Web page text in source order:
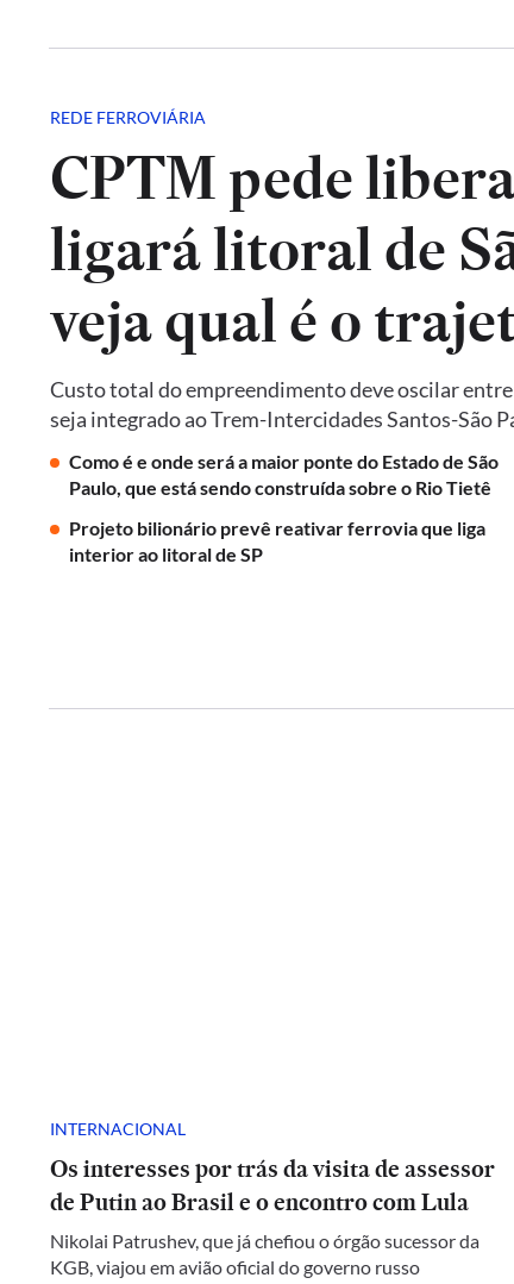
REDE FERROVIÁRIA
CPTM pede
ligará litoral de
veja qual é o
Custo total do empreendimento deve oscilar
seja integrado ao Trem-Intercidades Santos-São
Como é e onde será a maior ponte do Estado de São
Paulo, que está sendo construída sobre o Rio Tietê
Projeto bilionário prevê reativar ferrovia que liga
interior ao litoral de SP
INTERNACIONAL
Os interesses por trás da visita de assessor
de Putin ao Brasil e o encontro com Lula
Nikolai Patrushev, que já chefiou o órgão sucessor da
KGB, viajou em avião oficial do governo russo